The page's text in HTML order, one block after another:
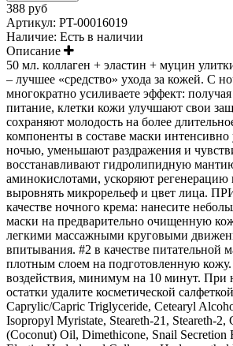
388 руб
Артикул: PT-00016019
Наличие: Есть в наличии
Описание
50 мл. коллаген + эластин + муцин
– лучшее «средство» ухода за кожей. С
многократно усиливаете эффект:
питание, клетки кожи улучшают свои
сохраняют молодость на более
компоненты в составе маски
ночью, уменьшают раздражения и
восстанавливают гидролипидную
аминокислотами, ускоряют
выровнять микрорельеф и цвет лица.
качестве ночного крема: нанесите
маски на предварительно очищенную
легкими массажными круговыми
впитывания. #2 в качестве питательной
плотным слоем на подготовленную кожу.
воздействия, минимум на 10 минут. При
остатки удалите косметической
Caprylic/Capric Triglyceride, Cetearyl
Isopropyl Myristate, Steareth-21, Steareth-2,
(Coconut) Oil, Dimethicone, Snail Secretion